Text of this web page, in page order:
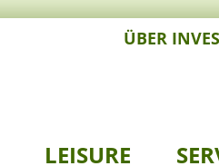
ÜBER
LEISURE